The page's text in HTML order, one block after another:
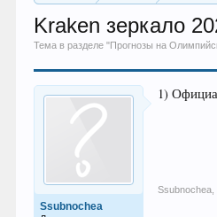
Kraken зеркало
Тема в разделе "Прогнозы на
Ssubnochea
1)
Ssubnochea